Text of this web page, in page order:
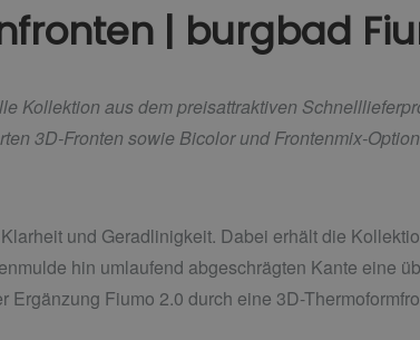
| burgbad
Kollektion aus dem preisattraktiven
3D-Fronten sowie Bicolor und Frontenmix-
und Geradlinigkeit. Dabei erhält die
hin umlaufend abgeschrägten Kante eine
Fiumo 2.0 durch eine 3D-